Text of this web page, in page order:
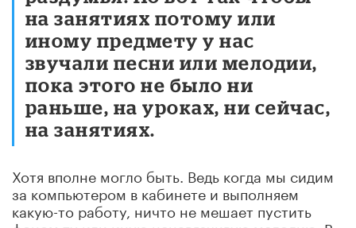
на занятиях потому или
иному предмету у нас
звучали песни или мелодии,
пока этого не было ни
раньше, на уроках, ни сейчас,
на занятиях.
Хотя вполне могло быть. Ведь когда мы сидим
за компьютером в кабинете и выполняем
какую-то работу, ничто не мешает пустить